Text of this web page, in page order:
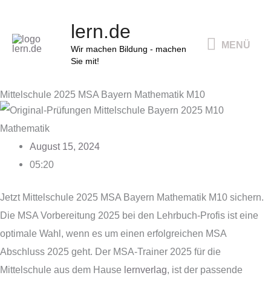
springen
lern.de
Wir machen Bildung - machen
Sie mit!
MENÜ
Mittelschule 2025 MSA Bayern Mathematik M10
August 15, 2024
05:20
Jetzt Mittelschule 2025 MSA Bayern Mathematik M10 sichern.
Die MSA Vorbereitung 2025 bei den Lehrbuch-Profis ist eine
optimale Wahl, wenn es um einen erfolgreichen MSA
Abschluss 2025 geht. Der MSA-Trainer 2025 für die
Mittelschule aus dem Hause lernverlag, ist der passende